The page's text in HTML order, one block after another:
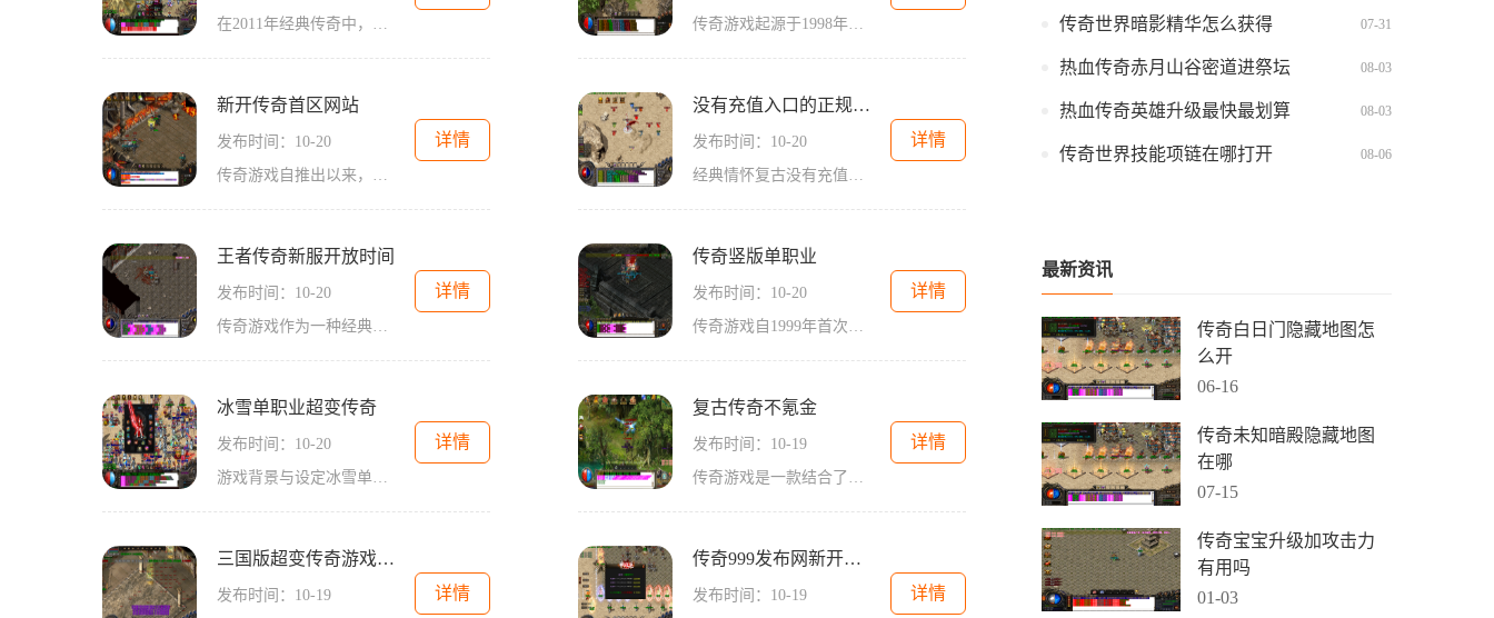
在2011年经典传奇中，角色扮演是游戏的核心要素。玩家可以选择不同的职业，例如战士、法师和道士，每个职业都有独特的技能和属性。游戏的设计使得每个职业在团队中都能发挥重要作用，玩家需要通过不断的战斗和升级来提升角色的实力。游戏中的大主线剧情系 传奇游戏起源于1998年，是一款经典的多人在线角色扮演游戏（MMORPG）。它以其简单而又富有深度的游戏机制，以及丰富的故事背景，成为了众多玩家心目中的经典。中变传奇网站正是基于这种经典模式进行了一系列创新和改良，让玩家在保留传统玩法的体验
新开传奇首区网站
发布时间：10-20
传奇游戏自推出以来，就以其开放的世界、丰富的剧情和多样的角色扮演系统赢得了大量玩家的喜爱。新开传奇首区网站延续了这一经典玩法，玩家可以选择战士、法师、道士等职业，各职业之间的平衡与协作为游戏增添了更多的策略性。角色扮演的乐趣在新开传奇首区，
详情
没有充值入口的正规传奇
发布时间：10-20
经典情怀复古没有充值入口的正规传奇秉承了传奇游戏的传统。游戏场景再现了热血传奇的经典地图，从土城到苍月岛，玩家可以在这些熟悉的环境中探索。无论是城镇中的NPC对话，还是野外的怪物打斗，都让人感受到浓浓的怀旧气息。游戏中的音乐和音效也经过精心
详情
王者传奇新服开放时间
发布时间：10-20
传奇游戏作为一种经典的网络游戏类型，以其开放的世界观、自由的角色扮演和丰富的互动性吸引了无数玩家。在这些游戏中，玩家可以创建自己的角色，选择不同的职业，进行自由探索和战斗。王者传奇不仅延续了这一传统，更在此基础上进行了多项创新，增强了游戏的
详情
传奇竖版单职业
发布时间：10-20
传奇游戏自1999年首次上线以来，就凭借其开放式的世界观、丰富的角色扮演和多样化的职业选择，成为了玩家们的心头好。在这个虚拟的世界里，玩家不仅可以选择不同的职业，体验不同的游戏玩法，还能与其他玩家互动，组队打怪、进行PK等，丰富了游戏的社交
详情
冰雪单职业超变传奇
发布时间：10-20
游戏背景与设定冰雪单职业超变传奇是基于经典传奇系列的一款全新改版游戏。游戏以单职业设计为核心，玩家在角色选择时只需选择一种职业，所有的技能与装备都是围绕这个职业展开。这种设计大大简化了玩家的决策过程，同时也增加了角色的专注度，使得每一个玩家
详情
复古传奇不氪金
发布时间：10-19
传奇游戏是一款结合了角色扮演和动作元素的网络游戏。在这个虚拟的世界中，玩家可以选择不同的职业，如战士、法师和道士，每个职业都有独特的技能和装备需求。游戏的核心在于探索、打怪、升级和团队合作。复古传奇尤其注重回归经典玩法，避免过多的氪金机制，
详情
三国版超变传奇游戏官网
发布时间：10-19 详情
传奇999发布网新开服三端
发布时间：10-19 详情
传奇世界暗影精华怎么获得 07-31
热血传奇赤月山谷密道进祭坛 08-03
热血传奇英雄升级最快最划算 08-03
传奇世界技能项链在哪打开 08-06
最新资讯
传奇白日门隐藏地图怎
么开
06-16
传奇未知暗殿隐藏地图
在哪
07-15
传奇宝宝升级加攻击力
有用吗
01-03